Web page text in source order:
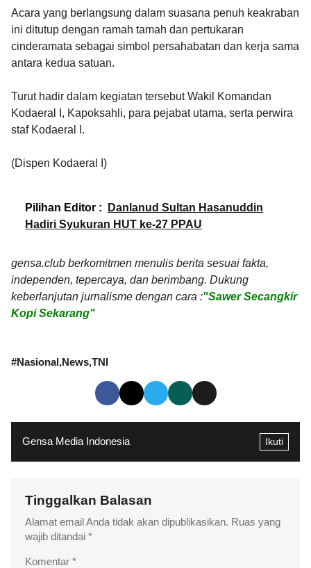
Acara yang berlangsung dalam suasana penuh keakraban
ini ditutup dengan ramah tamah dan pertukaran
cinderamata sebagai simbol persahabatan dan kerja sama
antara kedua satuan.
Turut hadir dalam kegiatan tersebut Wakil Komandan
Kodaeral I, Kapoksahli, para pejabat utama, serta perwira
staf Kodaeral I.
(Dispen Kodaeral I)
Pilihan Editor :
Danlanud Sultan Hasanuddin
Hadiri Syukuran HUT ke-27 PPAU
gensa.club berkomitmen menulis berita sesuai fakta,
independen, tepercaya, dan berimbang. Dukung
keberlanjutan jurnalisme dengan cara :"Sawer Secangkir
Kopi Sekarang"
#Nasional News TNI
Gensa Media Indonesia Ikuti
Tinggalkan Balasan
Alamat email Anda tidak akan dipublikasikan. Ruas yang
wajib ditandai *
Komentar *